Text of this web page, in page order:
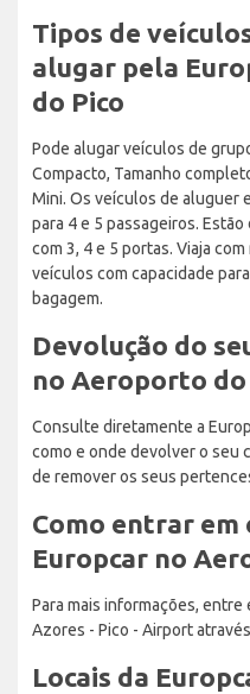
Tipos de
alugar pela
do Pico
Pode alugar veículos de
Compacto, Tamanho
Mini. Os veículos de aluguer
para 4 e 5 passageiros.
com 3, 4 e 5 portas. Viaja
veículos com capacidade
bagagem.
Devolução do
no Aeroporto do
Consulte diretamente a
como e onde devolver o seu
de remover os seus
Como entrar em
Europcar no
Para mais informações, entre
Azores - Pico - Airport
Locais da